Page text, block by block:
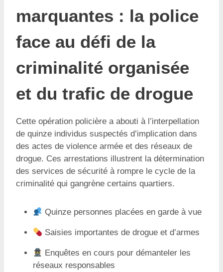
marquantes : la police
face au défi de la
criminalité organisée
et du trafic de drogue
Cette opération policière a abouti à l’interpellation
de quinze individus suspectés d’implication dans
des actes de violence armée et des réseaux de
drogue. Ces arrestations illustrent la détermination
des services de sécurité à rompre le cycle de la
criminalité qui gangrène certains quartiers.
Quinze personnes placées en garde à vue
Saisies importantes de drogue et d’armes
Enquêtes en cours pour démanteler les
réseaux responsables